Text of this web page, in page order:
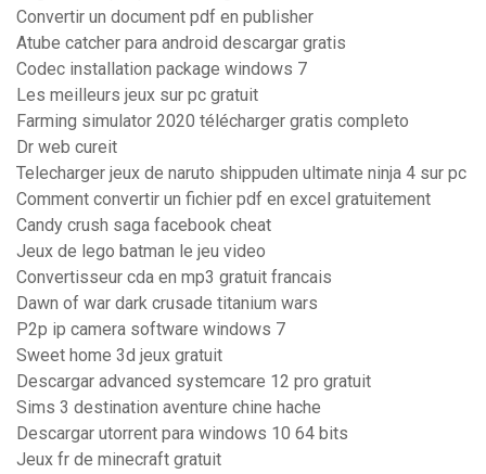
Convertir un document pdf en publisher
Atube catcher para android descargar gratis
Codec installation package windows 7
Les meilleurs jeux sur pc gratuit
Farming simulator 2020 télécharger gratis completo
Dr web cureit
Telecharger jeux de naruto shippuden ultimate ninja 4 sur pc
Comment convertir un fichier pdf en excel gratuitement
Candy crush saga facebook cheat
Jeux de lego batman le jeu video
Convertisseur cda en mp3 gratuit francais
Dawn of war dark crusade titanium wars
P2p ip camera software windows 7
Sweet home 3d jeux gratuit
Descargar advanced systemcare 12 pro gratuit
Sims 3 destination aventure chine hache
Descargar utorrent para windows 10 64 bits
Jeux fr de minecraft gratuit